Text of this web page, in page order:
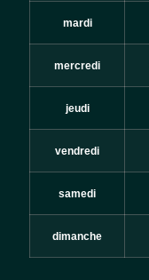
mardi
mercredi
jeudi
vendredi
samedi
dimanche